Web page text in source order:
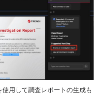
用して調査レポートの生成も